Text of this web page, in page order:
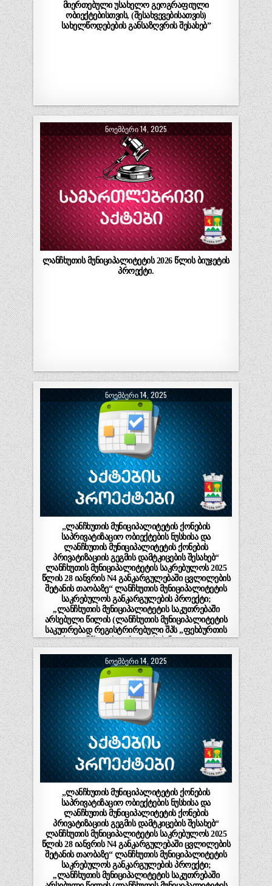
მიერთებული უსახელო გეოგრაფიული
ობიექტებისთვის, (შესახვევებისათვის)
სახელწოდებების განსაზღვრის შესახებ”
ᲜᲝᲔᲛᲑᲔᲠᲘ 14, 2025
ლანჩხუთის მუნიციპალიტეტის 2026 წლის ბიუჯეტის
პროექტი.
ᲜᲝᲔᲛᲑᲔᲠᲘ 14, 2025
„ლანჩხუთის მუნიციპალიტეტის ქონების
საპრივატიზაციო ობიექტების ნუსხისა და
ლანჩხუთის მუნიციპალიტეტის ქონების
პრივატიზაციის გეგმის დამტკიცების შესახებ“
ლანჩხუთის მუნიციპალიტეტის საკრებულოს 2025
წლის 28 იანვრის N4 განკარგულებაში ცვლილების
შეტანის თაობაზე“ ლანჩხუთის მუნიციპალიტეტის
საკრებულოს განკარგულების პროექტი;
,,ლანჩხუთის მუნიციპალიტეტის საკუთრებაში
არსებული წილის (ლანჩხუთის მუნიციპალიტეტის
საკუთრებად რეგისტრირებული შპს „ფეხბურთის
კლუბი-ლანჩხუთის გურია“ – ს (ს/ნ 433651461) 100
%-იანი წილი) პირობიანი ელექტრონული
აუქციონის ფორმით პრივატიზებაზე მერისათვის
თანხმობის მიცემის შესახებ“ ლანჩხუთის
მუნიციპალიტეტის საკრებულოს განკარგულების
პროექტი.(ნაწილი II)
ᲜᲝᲔᲛᲑᲔᲠᲘ 14, 2025
„ლანჩხუთის მუნიციპალიტეტის ქონების
საპრივატიზაციო ობიექტების ნუსხისა და
ლანჩხუთის მუნიციპალიტეტის ქონების
პრივატიზაციის გეგმის დამტკიცების შესახებ“
ლანჩხუთის მუნიციპალიტეტის საკრებულოს 2025
წლის 28 იანვრის N4 განკარგულებაში ცვლილების
შეტანის თაობაზე“ ლანჩხუთის მუნიციპალიტეტის
საკრებულოს განკარგულების პროექტი;
,,ლანჩხუთის მუნიციპალიტეტის საკუთრებაში